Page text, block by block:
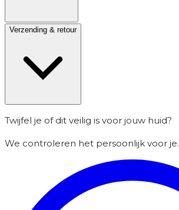
Verzending & retour
Twijfel je of dit veilig is voor jouw huid?
We controleren het persoonlijk voor je.